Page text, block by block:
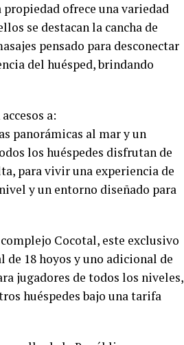
propiedad ofrece una variedad
se destacan la cancha de
pensado para desconectar
del huésped, brindando
a:
panorámicas al mar y un
los huéspedes disfrutan de
para vivir una experiencia de
y un entorno diseñado para
Cocotal, este exclusivo
18 hoyos y uno adicional de
jugadores de todos los niveles,
huéspedes bajo una tarifa